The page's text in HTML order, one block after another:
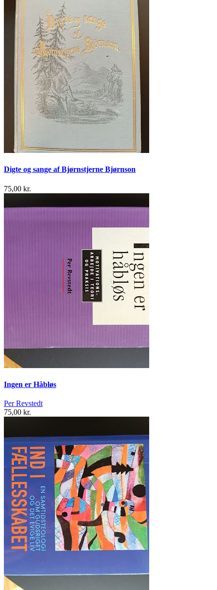
Digte og sange af Bjørnstjerne Bjørnson
75,00 kr.
Ingen er Håbløs
Per Revstedt
75,00 kr.